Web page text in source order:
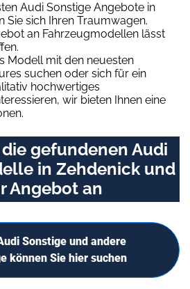
Audi Sonstige Angebote in
Sie sich Ihren Traumwagen.
an Fahrzeugmodellen lässt
Modell mit den neuesten
suchen oder sich für ein
hochwertiges
wir bieten Ihnen eine
gefundenen Audi
in Zehdenick und
Angebot an
Sonstige und andere
können Sie hier suchen